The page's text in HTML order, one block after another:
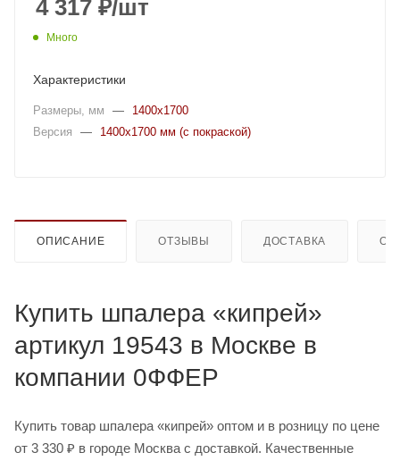
4 317 ₽/шт
Много
Характеристики
Размеры, мм —
1400x1700
Версия
— 1400х1700 мм (с покраской)
ОПИСАНИЕ ОТЗЫВЫ ДОСТАВКА
Купить шпалера «кипрей»
артикул 19543 в Москве в
компании 0ФФЕР
Купить товар шпалера «кипрей» оптом и в розницу по цене
от 3 330 ₽ в городе Москва с доставкой. Качественные